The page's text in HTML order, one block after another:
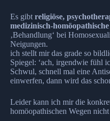
Es gibt religiöse,
medizinisch-homöopathische
‚Behandlung‘ bei
Neigungen.
ich stellt mir das grade so
Spiegel: ‘ach, irgendwie fühl
Schwul, schnell mal eine
einwerfen, dann wird das
Leider kann ich mir die
homöopathischen Wegen